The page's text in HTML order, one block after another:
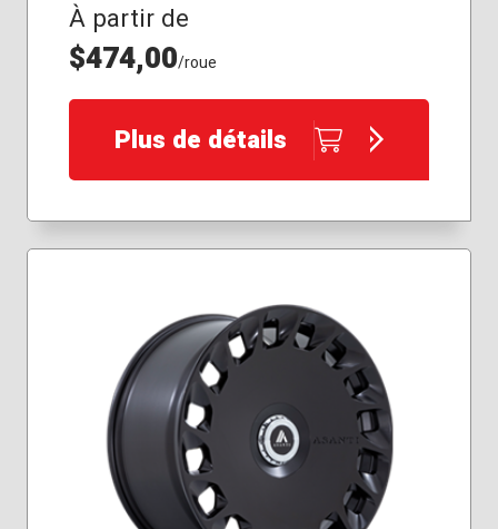
À partir de
$474,00/roue
Plus de détails